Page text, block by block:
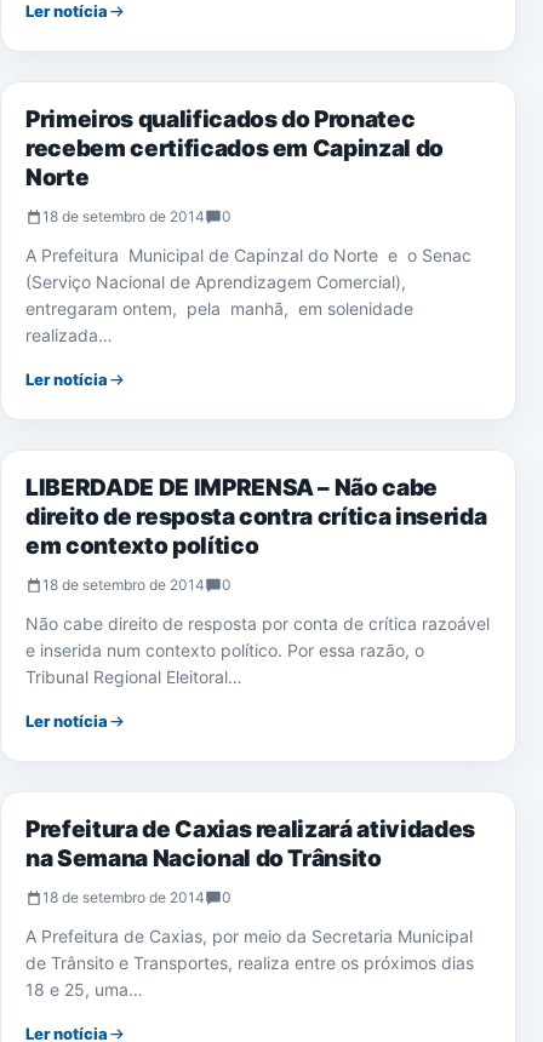
Ler notícia
CAPINZAL DO NORTE
Primeiros qualificados do Pronatec
recebem certificados em Capinzal do
Norte
18 de setembro de 2014 0
A Prefeitura Municipal de Capinzal do Norte e o Senac
(Serviço Nacional de Aprendizagem Comercial),
entregaram ontem, pela manhã, em solenidade
realizada…
Ler notícia
IMPRENSA
LIBERDADE DE IMPRENSA – Não cabe
direito de resposta contra crítica inserida
em contexto político
18 de setembro de 2014 0
Não cabe direito de resposta por conta de crítica razoável
e inserida num contexto político. Por essa razão, o
Tribunal Regional Eleitoral…
Ler notícia
CAXIAS
Prefeitura de Caxias realizará atividades
na Semana Nacional do Trânsito
18 de setembro de 2014 0
A Prefeitura de Caxias, por meio da Secretaria Municipal
de Trânsito e Transportes, realiza entre os próximos dias
18 e 25, uma…
Ler notícia